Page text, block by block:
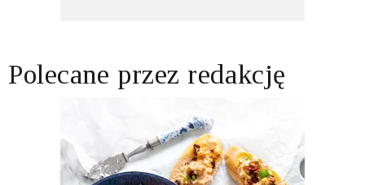
Polecane przez redakcję